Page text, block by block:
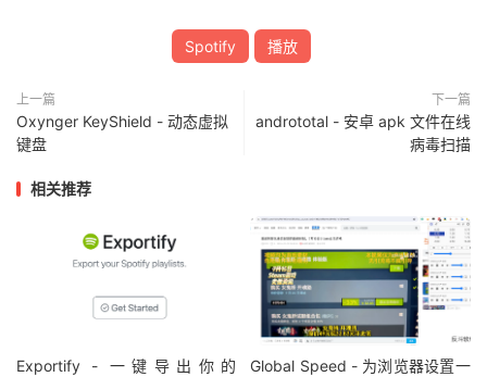
Spotify 播放
上一篇
Oxynger KeyShield - 动态虚拟
键盘
下一篇
andrototal - 安卓 apk 文件在线
病毒扫描
相关推荐
Exportify - 一键导出你的
Global Speed - 为浏览器设置一